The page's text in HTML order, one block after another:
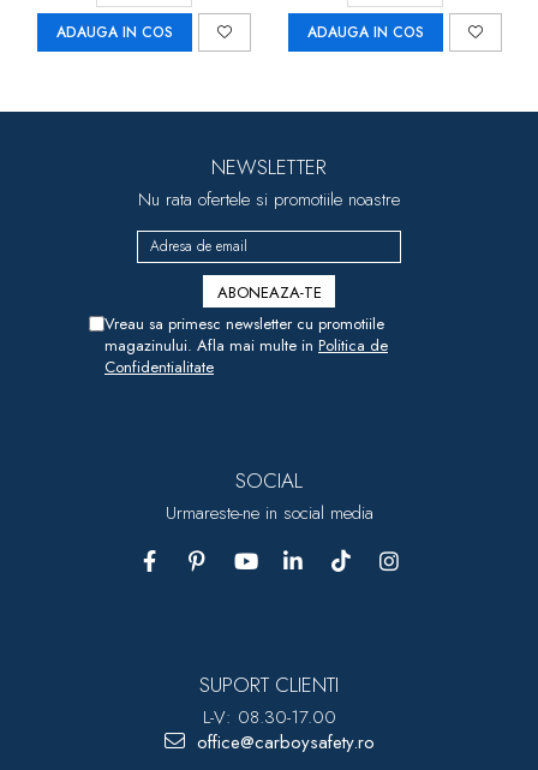
ADAUGA IN COS ADAUGA IN COS
NEWSLETTER
Nu rata ofertele si promotiile noastre
Vreau sa primesc newsletter cu promotiile
magazinului. Afla mai multe in Politica de
Confidentialitate
SOCIAL
Urmareste-ne in social media
SUPORT CLIENTI
L-V: 08.30-17.00
office@carboysafety.ro